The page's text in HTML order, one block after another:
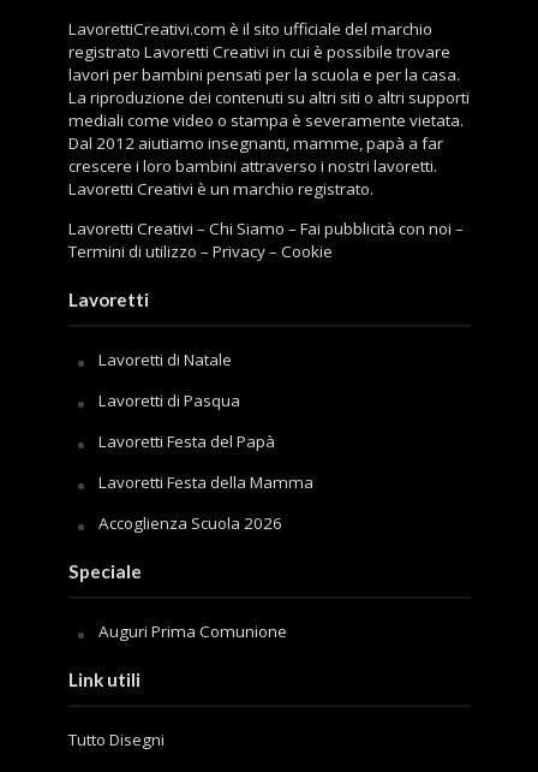
LavorettiCreativi.com è il sito ufficiale del marchio
registrato Lavoretti Creativi in cui è possibile trovare
lavori per bambini pensati per la scuola e per la casa.
La riproduzione dei contenuti su altri siti o altri supporti
mediali come video o stampa è severamente vietata.
Dal 2012 aiutiamo insegnanti, mamme, papà a far
crescere i loro bambini attraverso i nostri lavoretti.
Lavoretti Creativi è un marchio registrato.
Lavoretti Creativi –Chi Siamo –Fai pubblicità con noi –
Termini di utilizzo –Privacy–Cookie
Lavoretti
Lavoretti di Natale
Lavoretti di Pasqua
Lavoretti Festa del Papà
Lavoretti Festa della Mamma
Accoglienza Scuola 2026
Speciale
Auguri Prima Comunione
Link utili
Tutto Disegni